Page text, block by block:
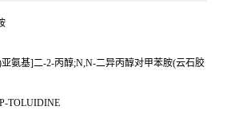
氨基]二-2-丙醇;N,N-二异丙醇对甲苯胺(云石胶
TOLUIDINE